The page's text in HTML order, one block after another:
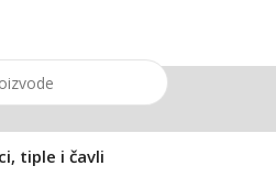
tiple i čavli